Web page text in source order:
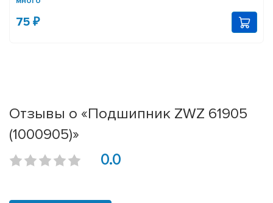
75 ₽
Отзывы о «Подшипник ZWZ 61905
(1000905)»
0.0